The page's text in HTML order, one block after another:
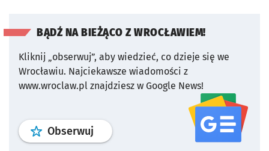
BĄDŹ NA BIEŻĄCO Z WROCŁAWIEM!
Kliknij „obserwuj”, aby wiedzieć, co dzieje się we
Wrocławiu. Najciekawsze wiadomości z
www.wroclaw.pl znajdziesz w Google News!
Obserwuj profil serwisu